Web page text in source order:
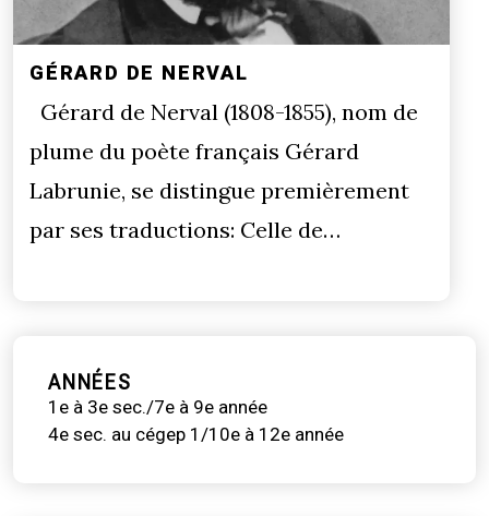
GÉRARD DE NERVAL
Gérard de Nerval (1808-1855), nom de
plume du poète français Gérard
Labrunie, se distingue premièrement
par ses traductions: Celle de…
ANNÉES
1e à 3e sec./7e à 9e année
4e sec. au cégep 1/10e à 12e année